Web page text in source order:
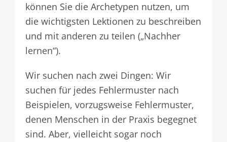
können Sie die Archetypen nutzen, um
die wichtigsten Lektionen zu beschreiben
und mit anderen zu teilen („Nachher
lernen“).
Wir suchen nach zwei Dingen: Wir
suchen für jedes Fehlermuster nach
Beispielen, vorzugsweise Fehlermuster,
denen Menschen in der Praxis begegnet
sind. Aber, vielleicht sogar noch